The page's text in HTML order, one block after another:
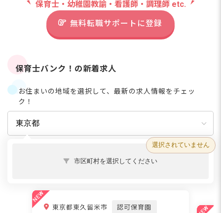
保育士・幼稚園教諭・看護師・調理師 etc.
無料転職サポートに登録
保育士バンク！の新着求人
お住まいの地域を選択して、最新の求人情報をチェッ
ク！
選択されていません
市区町村を選択してください
東京都東久留米市 認可保育園